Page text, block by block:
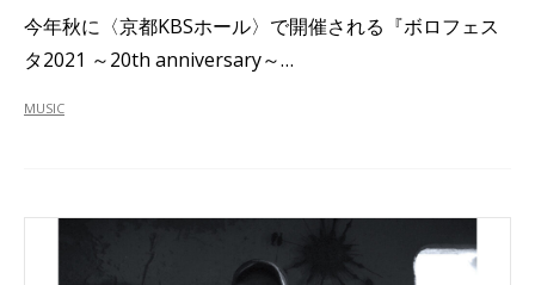
今年秋に〈京都KBSホール〉で開催される『ボロフェス
タ2021 ～20th anniversary～…
MUSIC